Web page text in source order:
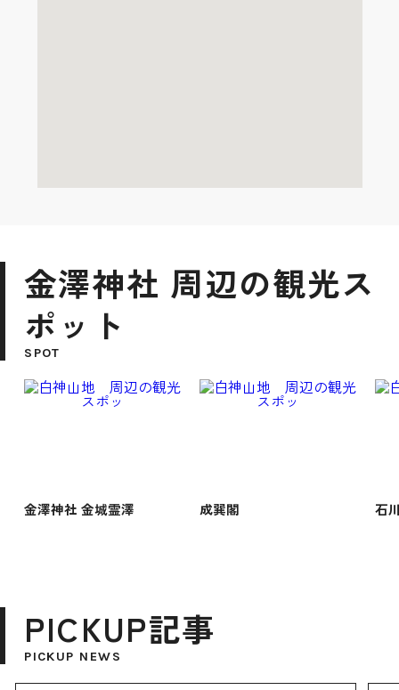
金澤神社 周辺の観光ス
ポット
SPOT
金澤神社 金城霊澤 成巽閣 石
PICKUP記事
PICKUP NEWS